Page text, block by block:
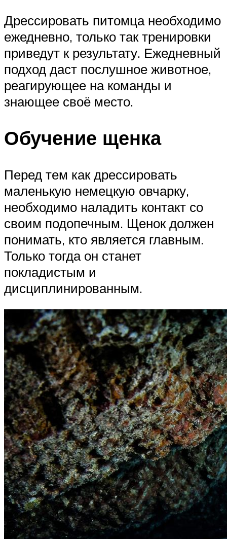
Дрессировать питомца необходимо
ежедневно, только так тренировки
приведут к результату. Ежедневный
подход даст послушное животное,
реагирующее на команды и
знающее своё место.
Обучение щенка
Перед тем как дрессировать
маленькую немецкую овчарку,
необходимо наладить контакт со
своим подопечным. Щенок должен
понимать, кто является главным.
Только тогда он станет
покладистым и
дисциплинированным.